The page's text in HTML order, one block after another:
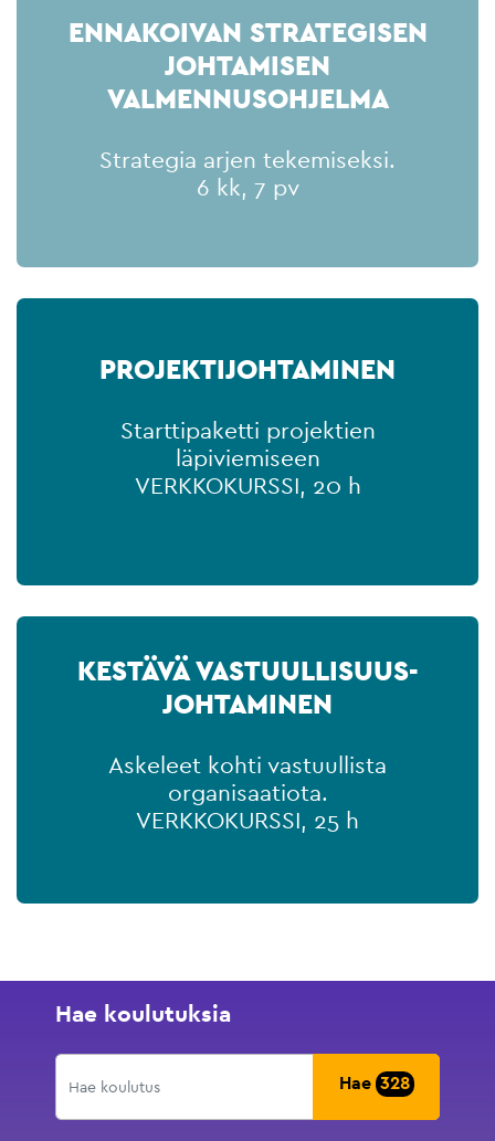
ENNAKOIVAN STRATEGISEN
JOHTAMISEN
VALMENNUSOHJELMA
Strategia arjen tekemiseksi.
6 kk, 7 pv
PROJEKTIJOHTAMINEN
Starttipaketti projektien
läpiviemiseen
VERKKOKURSSI, 20 h
KESTÄVÄ VASTUULLISUUS-
JOHTAMINEN
Askeleet kohti vastuullista
organisaatiota.
VERKKOKURSSI, 25 h
Hae koulutuksia
Hae 328